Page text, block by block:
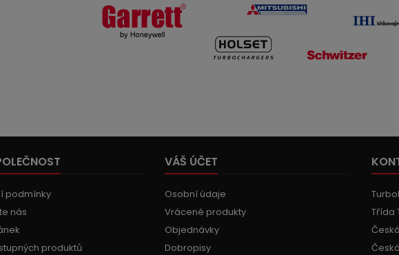
podmínky
nás
produktů
VÁŠ ÚČET
Osobní údaje
Vrácené produkty
Objednávky
Dobropisy
Třída